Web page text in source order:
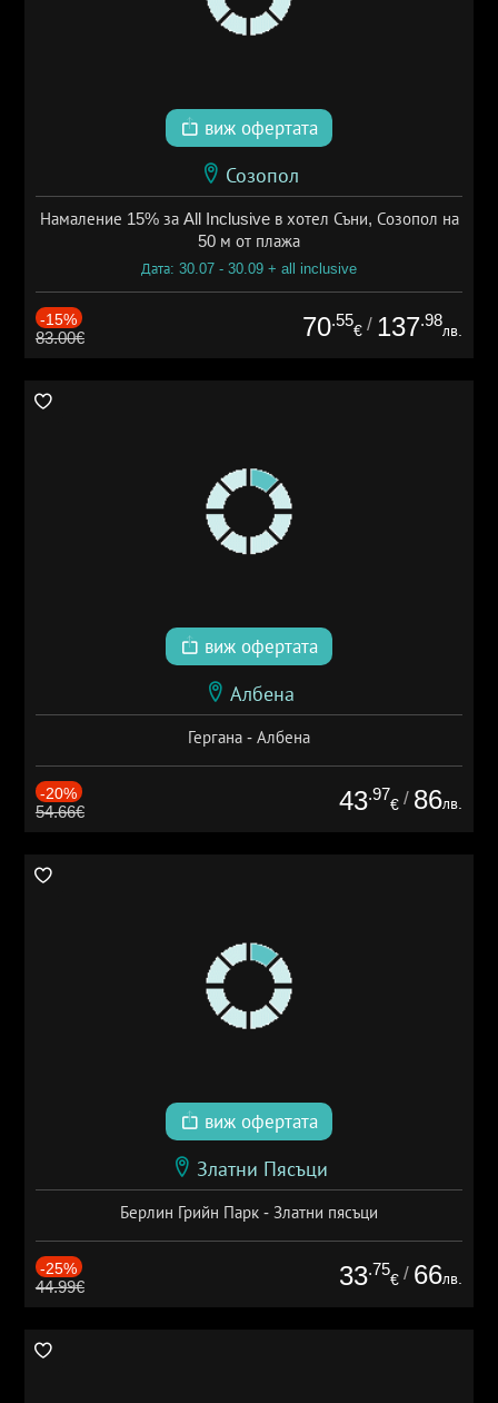
виж офертата
Созопол
Намаление 15% за All Inclusive в хотел Съни, Созопол на
50 м от плажа
Дата: 30.07 - 30.09 + all inclusive
-15%
83.00€ 70.55
€ / 137.98
лв.
виж офертата
Албена
Гергана - Албена
-20%
54.66€ 43.97
€ / 86лв.
виж офертата
Златни Пясъци
Берлин Грийн Парк - Златни пясъци
-25%
44.99€ 33.75
€ / 66лв.